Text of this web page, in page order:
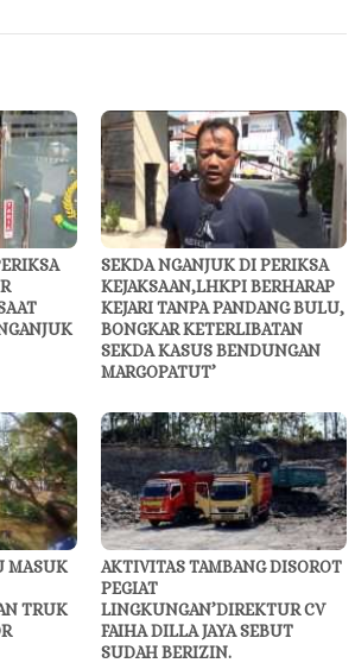
SEKDA NGANJUK DI PERIKSA
KEJAKSAAN,LHKPI BERHARAP
KEJARI TANPA PANDANG BULU,
BONGKAR KETERLIBATAN
SEKDA KASUS BENDUNGAN
MARGOPATUT’
MASUK
TRUK
AKTIVITAS TAMBANG DISOROT
PEGIAT
LINGKUNGAN’DIREKTUR CV
FAIHA DILLA JAYA SEBUT
SUDAH BERIZIN.